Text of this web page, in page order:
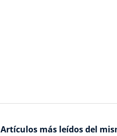
Artículos más leídos del